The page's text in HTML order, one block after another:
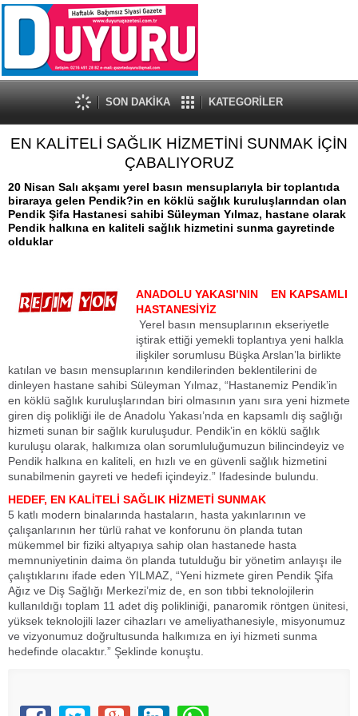
SON DAKİKA KATEGORİLER
EN KALİTELİ SAĞLIK HİZMETİNİ SUNMAK İÇİN
ÇABALIYORUZ
20 Nisan Salı akşamı yerel basın mensuplarıyla bir toplantıda
biraraya gelen Pendik?in en köklü sağlık kuruluşlarından olan
Pendik Şifa Hastanesi sahibi Süleyman Yılmaz, hastane olarak
Pendik halkına en kaliteli sağlık hizmetini sunma gayretinde
olduklar
ANADOLU YAKASI’NIN EN KAPSAMLI
HASTANESİYİZ
Yerel basın mensuplarının ekseriyetle
iştirak ettiği yemekli toplantıya yeni halkla
ilişkiler sorumlusu Büşka Arslan’la birlikte
katılan ve basın mensuplarının kendilerinden beklentilerini de
dinleyen hastane sahibi Süleyman Yılmaz, “Hastanemiz Pendik’in
en köklü sağlık kuruluşlarından biri olmasının yanı sıra yeni hizmete
giren diş polikliği ile de Anadolu Yakası’nda en kapsamlı diş sağlığı
hizmeti sunan bir sağlık kuruluşudur. Pendik’in en köklü sağlık
kuruluşu olarak, halkımıza olan sorumluluğumuzun bilincindeyiz ve
Pendik halkına en kaliteli, en hızlı ve en güvenli sağlık hizmetini
sunabilmenin gayreti ve hedefi içindeyiz.” Ifadesinde bulundu.
HEDEF, EN KALİTELİ SAĞLIK HİZMETİ SUNMAK
5 katlı modern binalarında hastaların, hasta yakınlarının ve
çalışanlarının her türlü rahat ve konforunu ön planda tutan
mükemmel bir fiziki altyapıya sahip olan hastanede hasta
memnuniyetinin daima ön planda tutulduğu bir yönetim anlayışı ile
çalıştıklarını ifade eden YILMAZ, “Yeni hizmete giren Pendik Şifa
Ağız ve Diş Sağlığı Merkezi’miz de, en son tıbbi teknolojilerin
kullanıldığı toplam 11 adet diş polikliniği, panaromik röntgen ünitesi,
yüksek teknolojili lazer cihazları ve ameliyathanesiyle, misyonumuz
ve vizyonumuz doğrultusunda halkımıza en iyi hizmeti sunma
hedefinde olacaktır.” Şeklinde konuştu.